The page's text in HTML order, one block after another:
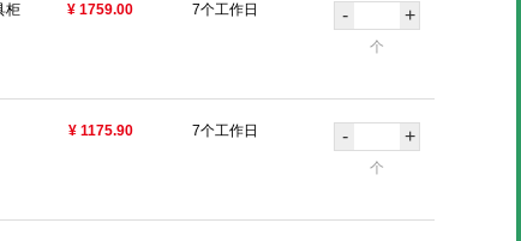
柜 ¥ 1759.00 7个工作日 - +
个
¥ 1175.90 7个工作日 - +
个